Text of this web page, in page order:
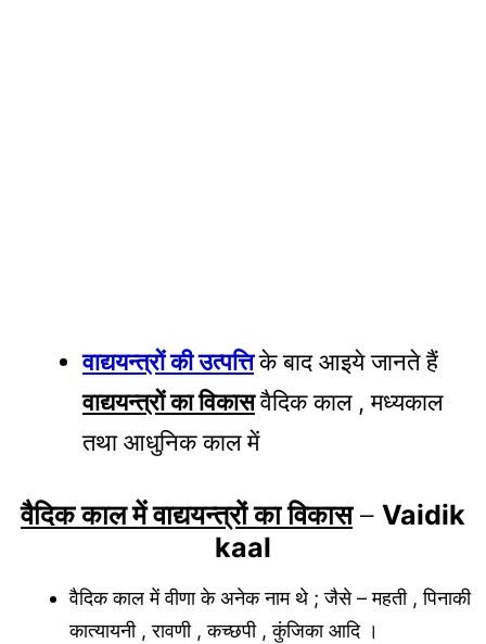
वाद्ययन्त्रों की उत्पत्तिके बाद आइये जानते हैं
वाद्ययन्त्रों का विकासवैदिक काल , मध्यकाल
तथा आधुनिक काल में
वैदिक काल में वाद्ययन्त्रों का विकास– Vaidik
kaal
वैदिक काल में वीणा के अनेक नाम थे ; जैसे – महती , पिनाकी
कात्यायनी , रावणी , कच्छपी , कुंजिका आदि ।